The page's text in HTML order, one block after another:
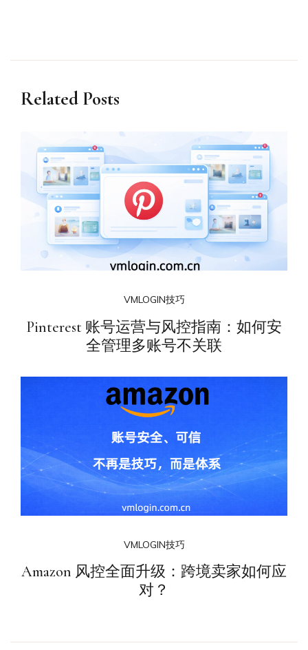
Related Posts
VMLOGIN技巧
Pinterest 账号运营与风控指南：如何安
全管理多账号不关联
VMLOGIN技巧
Amazon 风控全面升级：跨境卖家如何应
对？